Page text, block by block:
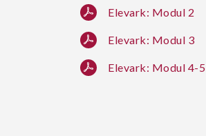
Elevark: Modul 2
Elevark: Modul 3
Elevark: Modul 4-5